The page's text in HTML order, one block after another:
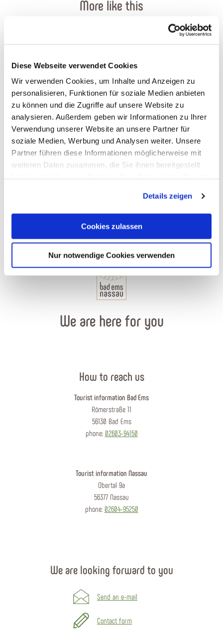
Diese Webseite verwendet Cookies
Wir verwenden Cookies, um Inhalte und Anzeigen zu
personalisieren, Funktionen für soziale Medien anbieten
zu können und die Zugriffe auf unsere Website zu
analysieren. Außerdem geben wir Informationen zu Ihrer
Verwendung unserer Website an unsere Partner für
soziale Medien, Werbung und Analysen weiter. Unsere
Partner führen diese Informationen möglicherweise mit
weiteren Daten zusammen, die Sie ihnen bereitgestellt
Cookies, wenn Sie unsere Webseite weiterhin nutzen.
Details zeigen
Cookies zulassen
Nur notwendige Cookies verwenden
More like this
Kurarzt Dr. Heiko Schneider
We are here for you
How to reach us
Tourist information Bad Ems
Römerstraße 11
56130 Bad Ems
phone: 02603-94150
Tourist information Nassau
Obertal 9a
56377 Nassau
phone: 02604-95250
We are looking forward to you
Send an e-mail
Contact form